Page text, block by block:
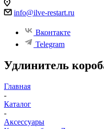
info@ilve-restart.ru
Вконтакте
Telegram
Удлинитель
Главная
-
Каталог
-
Аксессуары